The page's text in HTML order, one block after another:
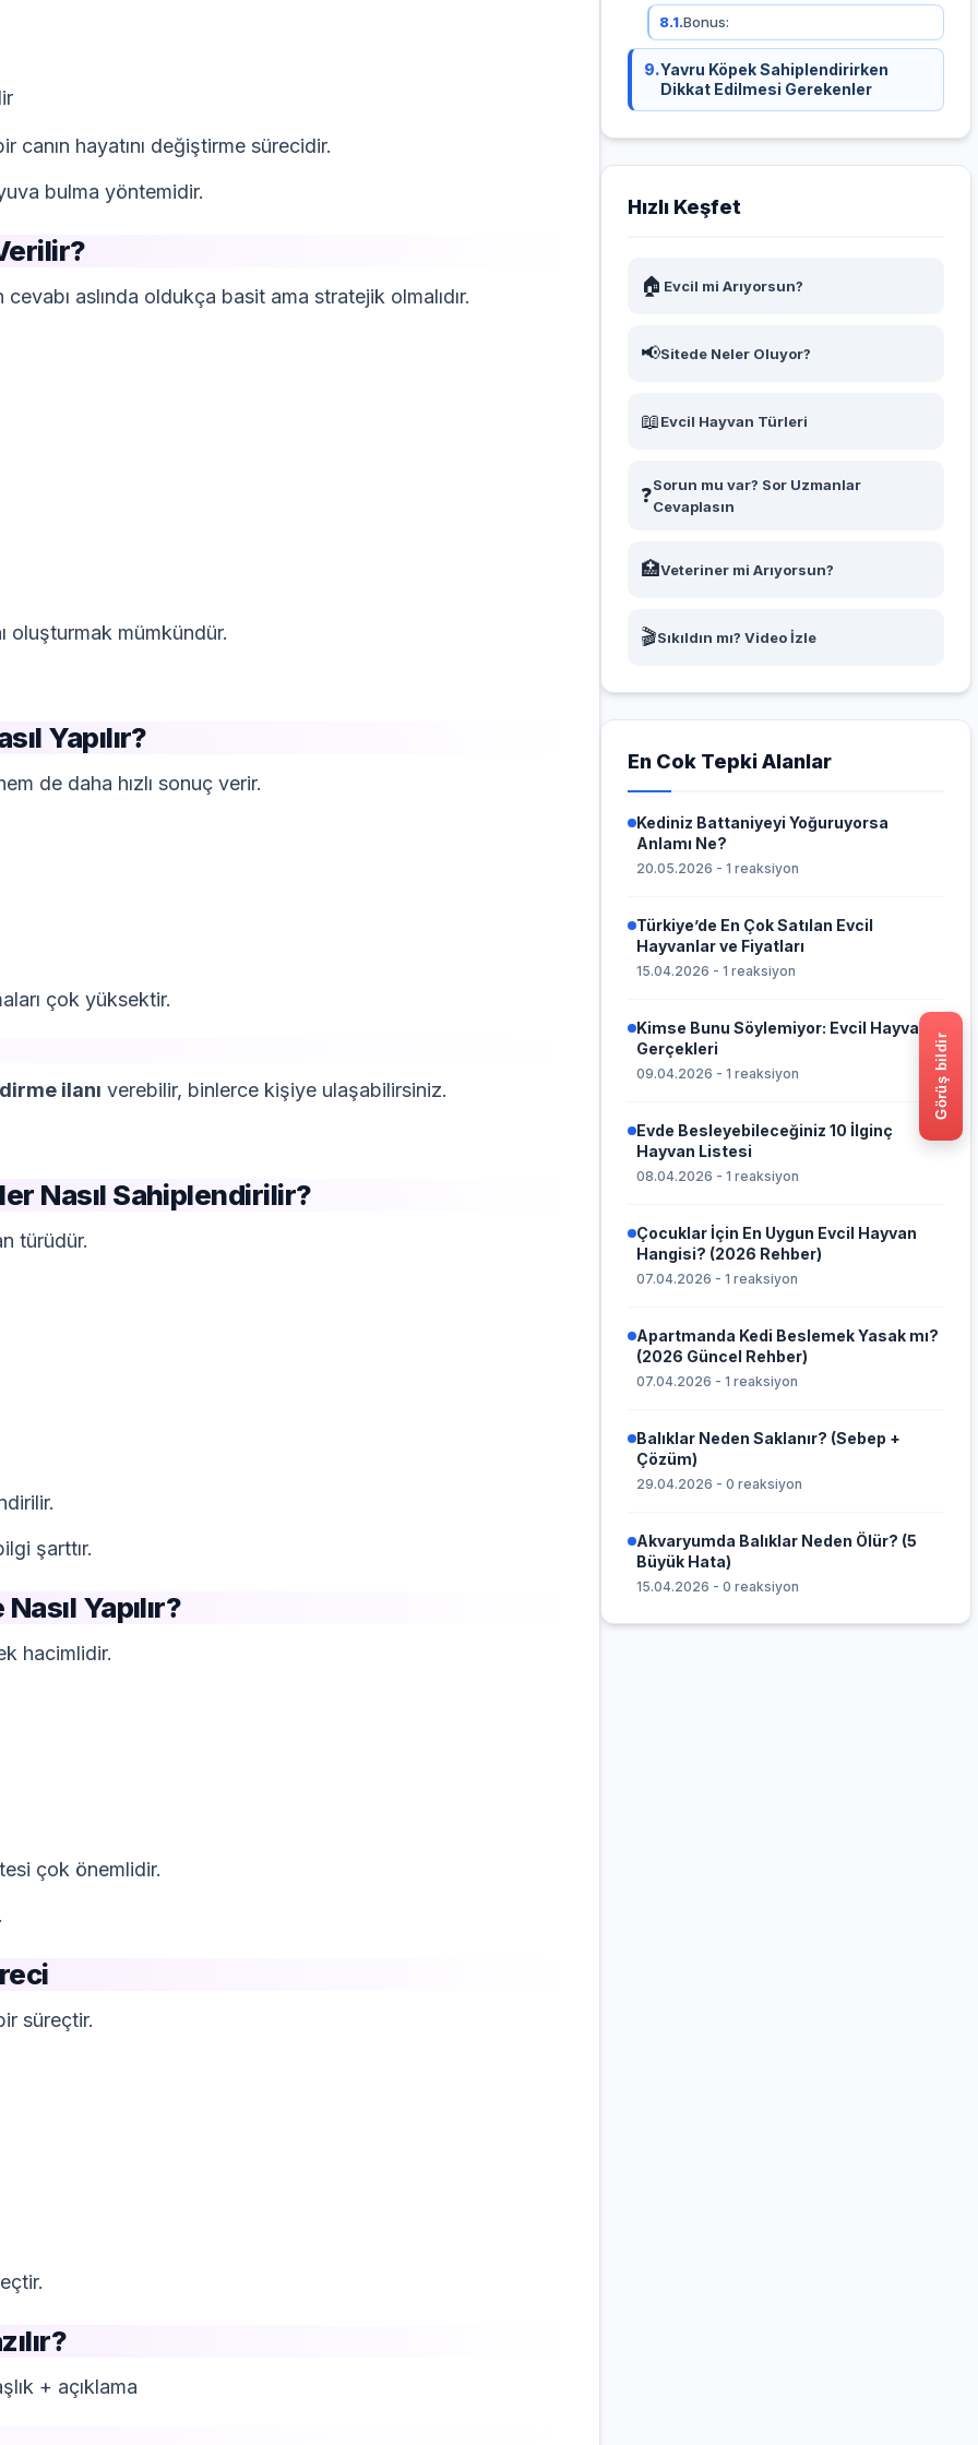
canın hayatını değiştirme sürecidir.
bulma yöntemidir.
aslında oldukça basit ama stratejik olmalıdır.
oluşturmak mümkündür.
Yapılır?
de daha hızlı sonuç verir.
çok yüksektir.
ilanı verebilir, binlerce kişiye ulaşabilirsiniz.
Nasıl Sahiplendirilir?
türüdür.
şarttır.
Yapılır?
hacimlidir.
çok önemlidir.
süreçtir.
+ açıklama
8.1.Bonus:
9.Yavru Köpek Sahiplendirirken
Dikkat Edilmesi Gerekenler
Hızlı Keşfet
🏠 Evcil mi Arıyorsun?
📢Sitede Neler Oluyor?
📖Evcil Hayvan Türleri
❓Sorun mu var? Sor Uzmanlar
Cevaplasın
🏥Veteriner mi Arıyorsun?
🎬Sıkıldın mı? Video İzle
En Cok Tepki Alanlar
Kediniz Battaniyeyi Yoğuruyorsa
Anlamı Ne?
20.05.2026 - 1 reaksiyon
Türkiye’de En Çok Satılan Evcil
Hayvanlar ve Fiyatları
15.04.2026 - 1 reaksiyon
Kimse Bunu Söylemiyor: Evcil Hayvan
Gerçekleri
09.04.2026 - 1 reaksiyon
Evde Besleyebileceğiniz 10 İlginç
Hayvan Listesi
08.04.2026 - 1 reaksiyon
Çocuklar İçin En Uygun Evcil Hayvan
Hangisi? (2026 Rehber)
07.04.2026 - 1 reaksiyon
Apartmanda Kedi Beslemek Yasak mı?
(2026 Güncel Rehber)
07.04.2026 - 1 reaksiyon
Balıklar Neden Saklanır? (Sebep +
Çözüm)
29.04.2026 - 0 reaksiyon
Akvaryumda Balıklar Neden Ölür? (5
Büyük Hata)
15.04.2026 - 0 reaksiyon
Görüş bildir